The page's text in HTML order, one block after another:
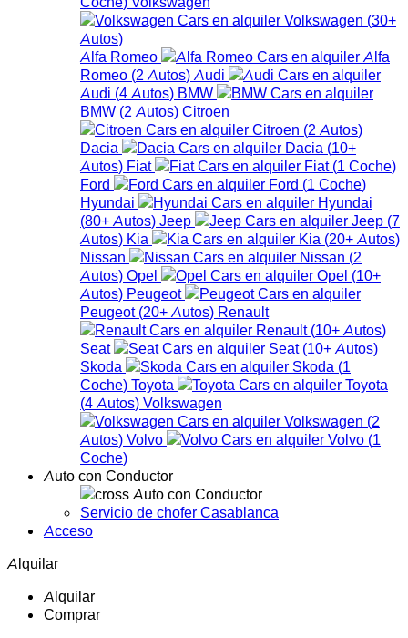
Volkswagen (30+
Autos)
Alfa Romeo
Alfa
Romeo (2 Autos) Audi
Audi (4 Autos) BMW
BMW (2 Autos) Citroen
Citroen (2 Autos)
Dacia
Dacia (10+
Autos) Fiat Fiat (1 Coche)
Ford
Ford (1 Coche)
Hyundai
Hyundai
(80+ Autos) Jeep Jeep (7
Autos) Kia Kia (20+ Autos)
Nissan
Nissan (2
Autos) Opel Opel (10+
Autos) Peugeot
Peugeot (20+ Autos) Renault
Renault (10+ Autos)
Seat
Seat (10+ Autos)
Skoda
Skoda (1
Coche) Toyota
Toyota
(4 Autos) Volkswagen
Volkswagen (2
Autos) Volvo Volvo (1
Coche)
Auto con Conductor
Auto con Conductor
Servicio de chofer Casablanca
Acceso
Alquilar
Alquilar
Comprar